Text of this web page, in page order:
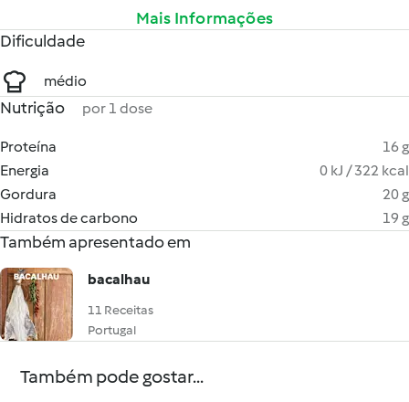
Mais Informações
Dificuldade
médio
Nutrição por 1 dose
Proteína
16 g
Energia
0 kJ / 322 kcal
Gordura
20 g
Hidratos de carbono
19 g
Também apresentado em
bacalhau
11 Receitas
Portugal
Também pode gostar...